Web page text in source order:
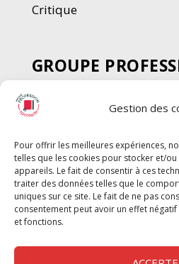
Gestion des
Pour offrir les meilleures expériences,
telles que les cookies pour stocker et/
appareils. Le fait de consentir à ces
traiter des données telles que le
uniques sur ce site. Le fait de ne pas
consentement peut avoir un effet
et fonctions.
Critique
GROUPE
SPECTACLE
Chèque Intermittents
Chèque Compta
Chèque Emploi Spectacle
G-Pods
Profession Audio-visuel